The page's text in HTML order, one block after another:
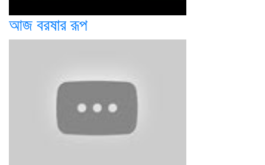
আজ বরষার রূপ